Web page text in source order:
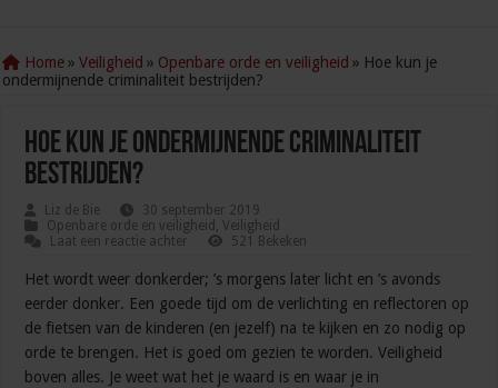
Home » Veiligheid » Openbare orde en veiligheid » Hoe kun je
ondermijnende criminaliteit bestrijden?
Hoe kun je ondermijnende criminaliteit
bestrijden?
Liz de Bie
30 september 2019
Openbare orde en veiligheid ,Veiligheid
Laat een reactie achter
521 Bekeken
Het wordt weer donkerder; ’s morgens later licht en ’s avonds
eerder donker. Een goede tijd om de verlichting en reflectoren op
de fietsen van de kinderen (en jezelf) na te kijken en zo nodig op
orde te brengen. Het is goed om gezien te worden. Veiligheid
boven alles. Je weet wat het je waard is en waar je in